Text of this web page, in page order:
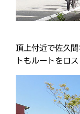
頂上付近で佐久
トもルートをロ